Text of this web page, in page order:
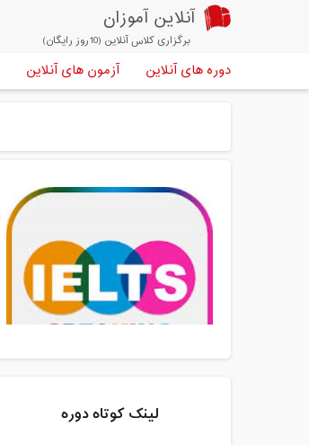
آنلاین آموزان
برگزاری کلاس آنلاین (10روز رایگان)
دوره های آنلاین آزمون های آنلاین
لینک کوتاه دوره